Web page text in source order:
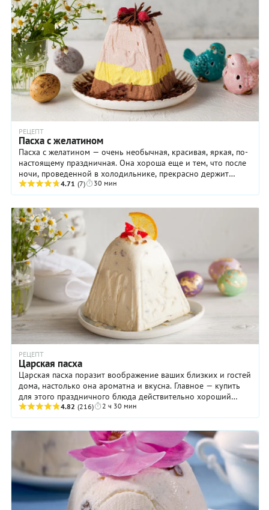
РЕЦЕПТ
Пасха с желатином
Пасха с желатином — очень необычная, красивая, яркая, по-
настоящему праздничная. Она хороша еще и тем, что после
ночи, проведенной в холодильнике, прекрасно держит
форму даже при комнатной температуре ...
4.71 (7) 30 мин
РЕЦЕПТ
Царская пасха
Царская пасха поразит воображение ваших близких и гостей
дома, настолько она ароматна и вкусна. Главное — купить
для этого праздничного блюда действительно хороший
натуральный творог, лучше всего ...
4.82 (216) 2 ч 30 мин